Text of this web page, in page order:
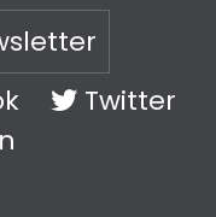
Twitter